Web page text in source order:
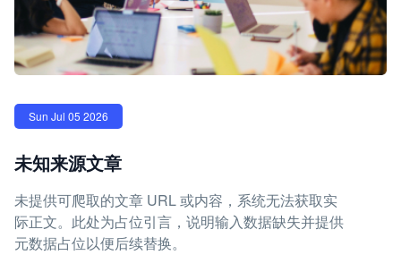
Sun Jul 05 2026
未知来源文章
未提供可爬取的文章 URL 或内容，系统无法获取实
际正文。此处为占位引言，说明输入数据缺失并提供
元数据占位以便后续替换。